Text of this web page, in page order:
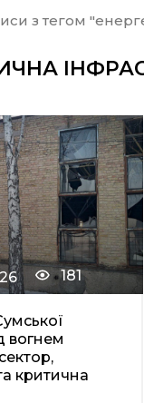
з тегом
181
вогнем
критична